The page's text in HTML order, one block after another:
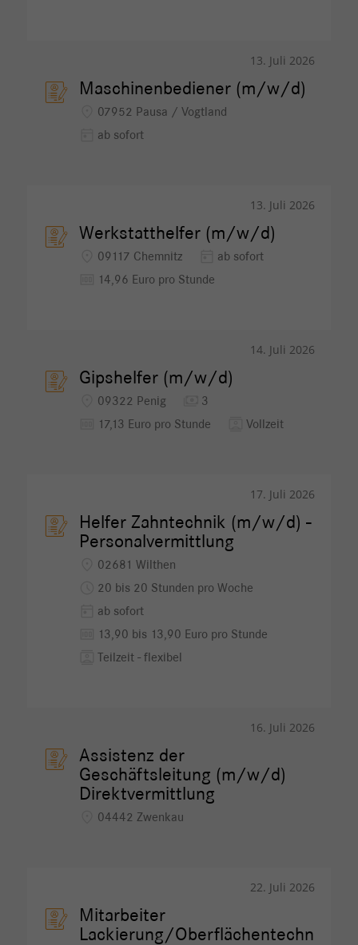
13. Juli 2026
Maschinenbediener (m/w/d)
07952 Pausa / Vogtland
ab sofort
13. Juli 2026
Werkstatthelfer (m/w/d)
09117 Chemnitz ab sofort
14,96 Euro pro Stunde
14. Juli 2026
Gipshelfer (m/w/d)
09322 Penig 3
17,13 Euro pro Stunde Vollzeit
17. Juli 2026
Helfer Zahntechnik (m/w/d) -
Personalvermittlung
02681 Wilthen
20 bis 20 Stunden pro Woche
ab sofort
13,90 bis 13,90 Euro pro Stunde
Teilzeit - flexibel
16. Juli 2026
Assistenz der
Geschäftsleitung (m/w/d)
Direktvermittlung
04442 Zwenkau
22. Juli 2026
Mitarbeiter
Lackierung/Oberflächentechn